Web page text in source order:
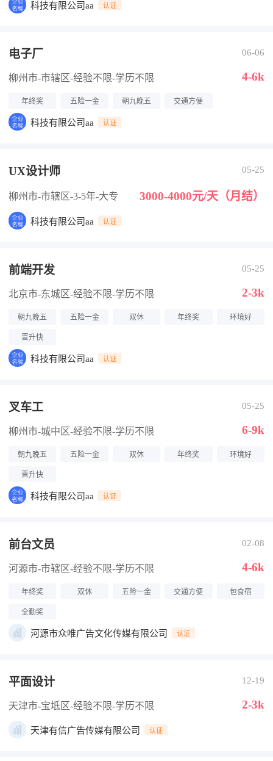
科技有限公司aa 认证
电子厂 06-06
柳州市-市辖区-经验不限-学历不限 4-6k
年终奖 五险一金 朝九晚五 交通方便
科技有限公司aa 认证
UX设计师 05-25
柳州市-市辖区-3-5年-大专 3000-4000元/天（月结）
科技有限公司aa 认证
前端开发 05-25
北京市-东城区-经验不限-学历不限 2-3k
朝九晚五 五险一金 双休 年终奖 环境好
晋升快
科技有限公司aa 认证
叉车工 05-25
柳州市-城中区-经验不限-学历不限 6-9k
朝九晚五 五险一金 双休 年终奖 环境好
晋升快
科技有限公司aa 认证
前台文员 02-08
河源市-市辖区-经验不限-学历不限 4-6k
年终奖 双休 五险一金 交通方便 包食宿
全勤奖
河源市众唯广告文化传媒有限公司 认证
平面设计 12-19
天津市-宝坻区-经验不限-学历不限 2-3k
天津有信广告传媒有限公司 认证